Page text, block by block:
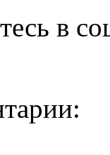
в